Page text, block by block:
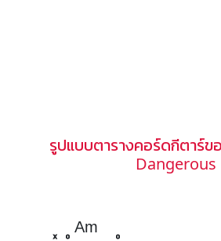
รูปแบบตารางคอร์ดกีตาร์ข
Dangerous
Am
x o o